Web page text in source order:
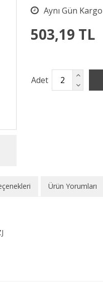
503,19 TL
Adet
Ürün Yorumları